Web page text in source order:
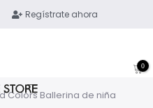
Regístrate ahora
0
Colors Ballerina de niña